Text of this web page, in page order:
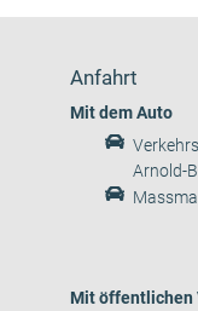
Anfahrt
Mit dem Auto
Arnold-
Mit öffentlichen